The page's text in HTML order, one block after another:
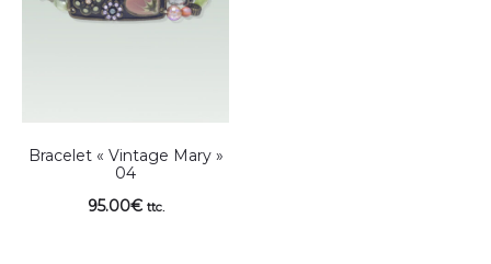
Bracelet « Vintage Mary »
04
95.00€ ttc.